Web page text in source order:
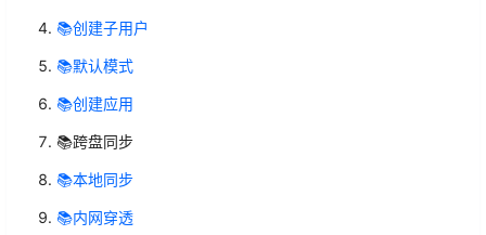
📚创建子用户
📚默认模式
📚创建应用
📚跨盘同步
📚本地同步
📚内网穿透